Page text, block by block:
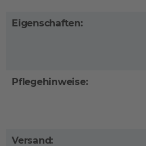
Eigenschaften:
Pflegehinweise:
Versand: